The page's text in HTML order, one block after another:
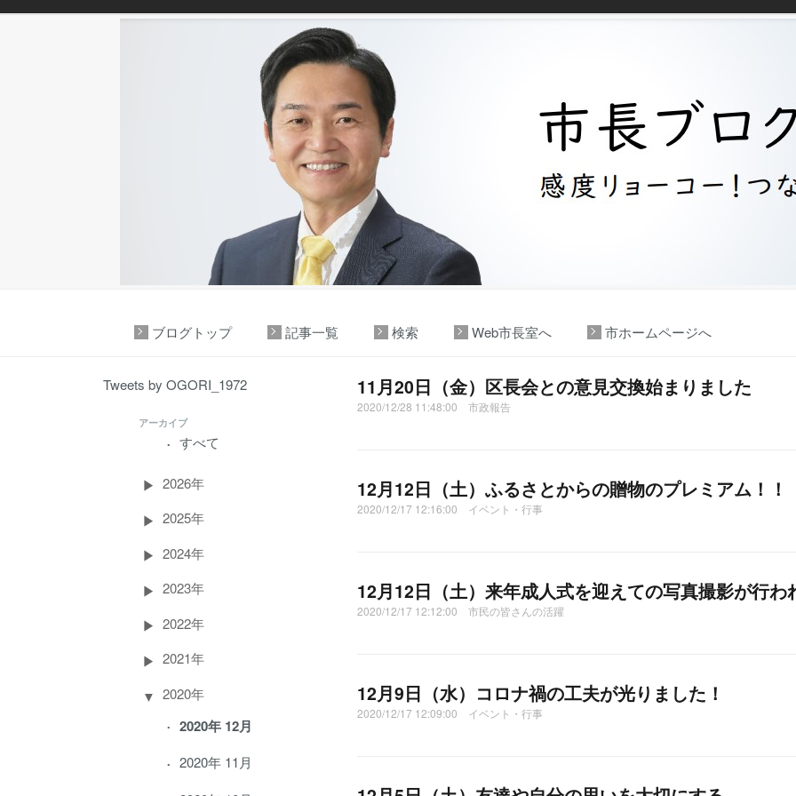
ブログトップ 記事一覧 検索 Web市長室へ 市ホームページへ
Tweets by OGORI_1972
アーカイブ
すべて
2026年
2025年
2024年
2023年
2022年
2021年
2020年
2020年 12月
2020年 11月
11月20日（金）区長会との意見交換始まりました
2020/12/28 11:48:00 市政報告
12月12日（土）ふるさとからの贈物のプレミアム！！
2020/12/17 12:16:00 イベント・行事
12月12日（土）来年成人式を迎えての写真撮影が行わ
2020/12/17 12:12:00 市民の皆さんの活躍
12月9日（水）コロナ禍の工夫が光りました！
2020/12/17 12:09:00 イベント・行事